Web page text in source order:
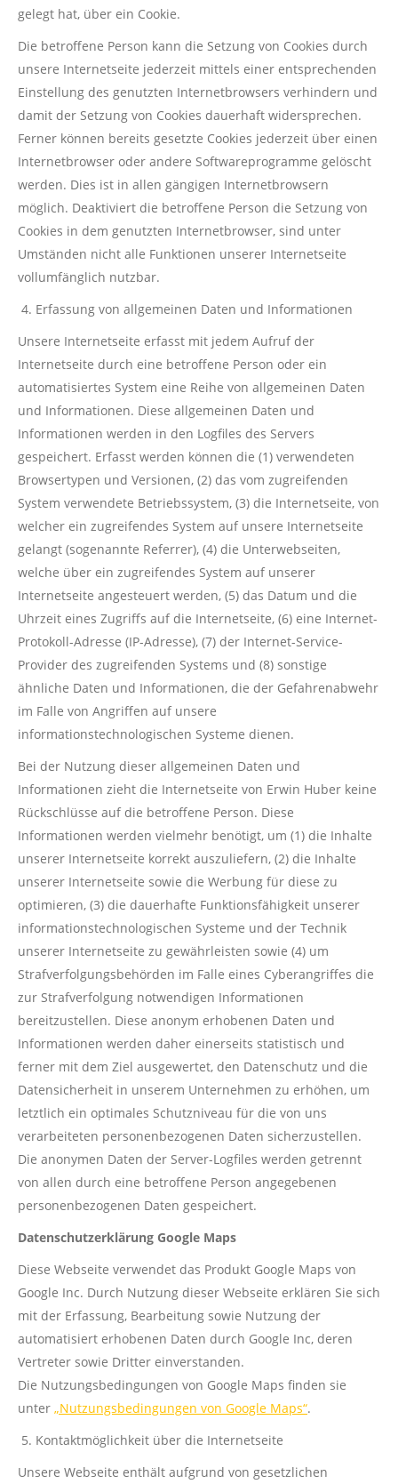
gelegt hat, über ein Cookie.
Die betroffene Person kann die Setzung von Cookies durch
unsere Internetseite jederzeit mittels einer entsprechenden
Einstellung des genutzten Internetbrowsers verhindern und
damit der Setzung von Cookies dauerhaft widersprechen.
Ferner können bereits gesetzte Cookies jederzeit über einen
Internetbrowser oder andere Softwareprogramme gelöscht
werden. Dies ist in allen gängigen Internetbrowsern
möglich. Deaktiviert die betroffene Person die Setzung von
Cookies in dem genutzten Internetbrowser, sind unter
Umständen nicht alle Funktionen unserer Internetseite
vollumfänglich nutzbar.
Erfassung von allgemeinen Daten und Informationen
Unsere Internetseite erfasst mit jedem Aufruf der
Internetseite durch eine betroffene Person oder ein
automatisiertes System eine Reihe von allgemeinen Daten
und Informationen. Diese allgemeinen Daten und
Informationen werden in den Logfiles des Servers
gespeichert. Erfasst werden können die (1) verwendeten
Browsertypen und Versionen, (2) das vom zugreifenden
System verwendete Betriebssystem, (3) die Internetseite, von
welcher ein zugreifendes System auf unsere Internetseite
gelangt (sogenannte Referrer), (4) die Unterwebseiten,
welche über ein zugreifendes System auf unserer
Internetseite angesteuert werden, (5) das Datum und die
Uhrzeit eines Zugriffs auf die Internetseite, (6) eine Internet-
Protokoll-Adresse (IP-Adresse), (7) der Internet-Service-
Provider des zugreifenden Systems und (8) sonstige
ähnliche Daten und Informationen, die der Gefahrenabwehr
im Falle von Angriffen auf unsere
informationstechnologischen Systeme dienen.
Bei der Nutzung dieser allgemeinen Daten und
Informationen zieht die Internetseite von Erwin Huber keine
Rückschlüsse auf die betroffene Person. Diese
Informationen werden vielmehr benötigt, um (1) die Inhalte
unserer Internetseite korrekt auszuliefern, (2) die Inhalte
unserer Internetseite sowie die Werbung für diese zu
optimieren, (3) die dauerhafte Funktionsfähigkeit unserer
informationstechnologischen Systeme und der Technik
unserer Internetseite zu gewährleisten sowie (4) um
Strafverfolgungsbehörden im Falle eines Cyberangriffes die
zur Strafverfolgung notwendigen Informationen
bereitzustellen. Diese anonym erhobenen Daten und
Informationen werden daher einerseits statistisch und
ferner mit dem Ziel ausgewertet, den Datenschutz und die
Datensicherheit in unserem Unternehmen zu erhöhen, um
letztlich ein optimales Schutzniveau für die von uns
verarbeiteten personenbezogenen Daten sicherzustellen.
Die anonymen Daten der Server-Logfiles werden getrennt
von allen durch eine betroffene Person angegebenen
personenbezogenen Daten gespeichert.
Datenschutzerklärung Google Maps
Diese Webseite verwendet das Produkt Google Maps von
Google Inc. Durch Nutzung dieser Webseite erklären Sie sich
mit der Erfassung, Bearbeitung sowie Nutzung der
automatisiert erhobenen Daten durch Google Inc, deren
Vertreter sowie Dritter einverstanden.
Die Nutzungsbedingungen von Google Maps finden sie
unter „Nutzungsbedingungen von Google Maps“.
Kontaktmöglichkeit über die Internetseite
Unsere Webseite enthält aufgrund von gesetzlichen